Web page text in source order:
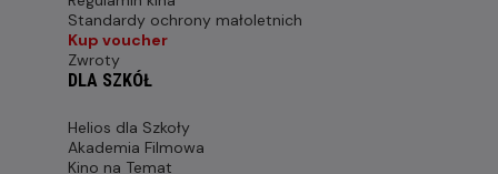
Standardy ochrony małoletnich
Kup voucher
Zwroty
DLA SZKÓŁ
Helios dla Szkoły
Akademia Filmowa
Kino na Temat